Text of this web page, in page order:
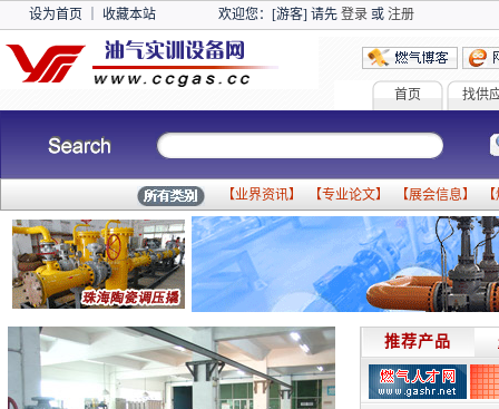
设为首页 收藏本站 欢迎您：[游客] 请先 登录或 注册
首页 找供
【业界资讯】 【专业论文】 【展会信息】 【
推荐产品